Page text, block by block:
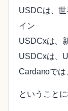
USDCは、
イン
USDCxは、
USDCxは、
Cardanoで
ということに